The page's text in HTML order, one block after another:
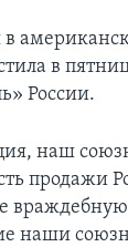
в
России.
наш
продажи
наши